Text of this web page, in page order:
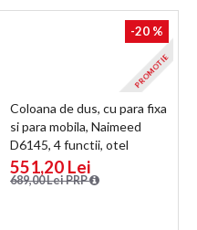
PROMOTIE
-20 %
Coloana de dus, cu para fixa
si para mobila, Naimeed
D6145, 4 functii, otel
inoxidabil, Gri
551,20 Lei
689,00 Lei PRP